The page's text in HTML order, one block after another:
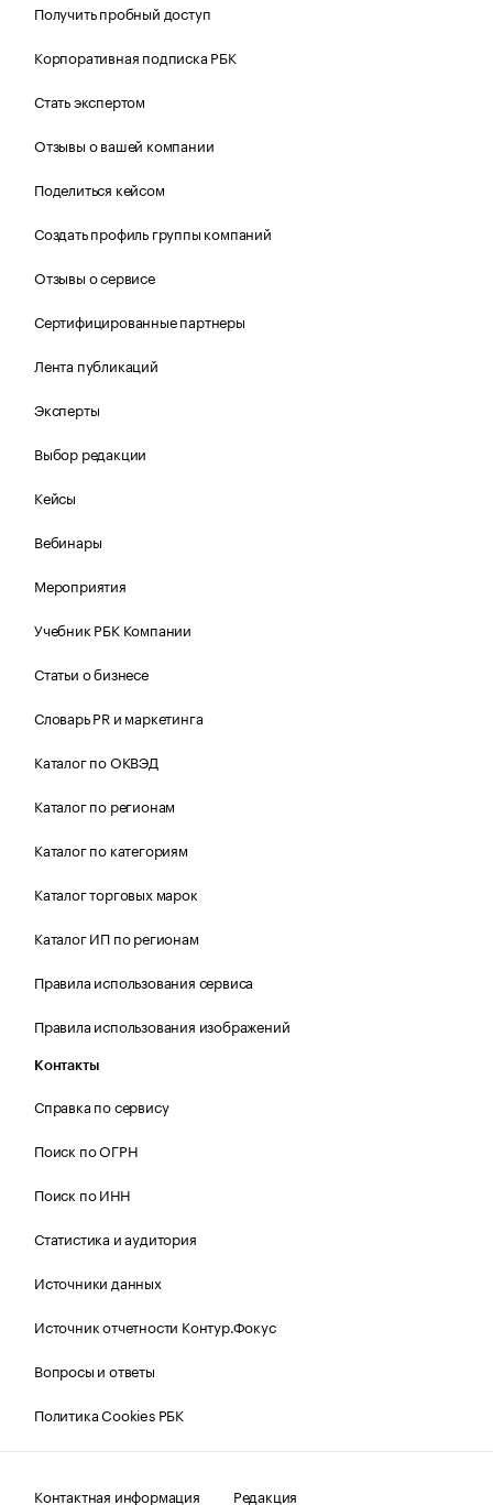
Получить пробный доступ
Корпоративная подписка РБК
Стать экспертом
Отзывы о вашей компании
Поделиться кейсом
Создать профиль группы компаний
Отзывы о сервисе
Сертифицированные партнеры
Лента публикаций
Эксперты
Выбор редакции
Кейсы
Вебинары
Мероприятия
Учебник РБК Компании
Статьи о бизнесе
Словарь PR и маркетинга
Каталог по ОКВЭД
Каталог по регионам
Каталог по категориям
Каталог торговых марок
Каталог ИП по регионам
Правила использования сервиса
Правила использования изображений
Контакты
Справка по сервису
Поиск по ОГРН
Поиск по ИНН
Статистика и аудитория
Источники данных
Источник отчетности Контур.Фокус
Вопросы и ответы
Политика Cookies РБК
Контактная информация Редакция